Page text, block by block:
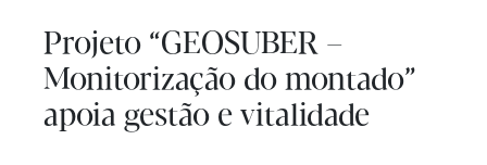
Projeto “GEOSUBER –
Monitorização do montado”
apoia gestão e vitalidade